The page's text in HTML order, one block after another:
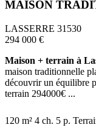
MAISON
LASSERRE 31530
294 000 €
Maison + terrain à
maison traditionnelle
découvrir un équilibre
terrain 294000€ ...
120 m² 4 ch. 5 p.